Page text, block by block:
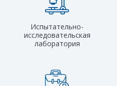
Испытательно-
исследовательская
лаборатория